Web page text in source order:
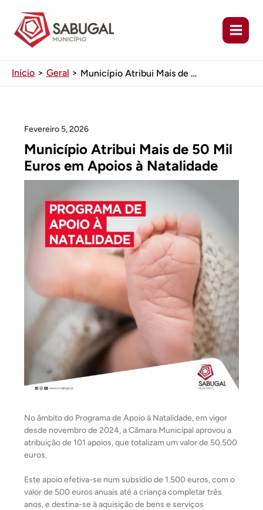
conteúdo
Início Geral Município Atribui Mais de 50 Mil Euros em Apoios à Natalidade
Fevereiro 5, 2026
Município Atribui Mais de 50 Mil
Euros em Apoios à Natalidade
No âmbito do Programa de Apoio à Natalidade, em vigor
desde novembro de 2024, a Câmara Municipal aprovou a
atribuição de 101 apoios, que totalizam um valor de 50.500
euros.
Este apoio efetiva-se num subsídio de 1.500 euros, com o
valor de 500 euros anuais até a criança completar três
anos, e destina-se à aquisição de bens e serviços